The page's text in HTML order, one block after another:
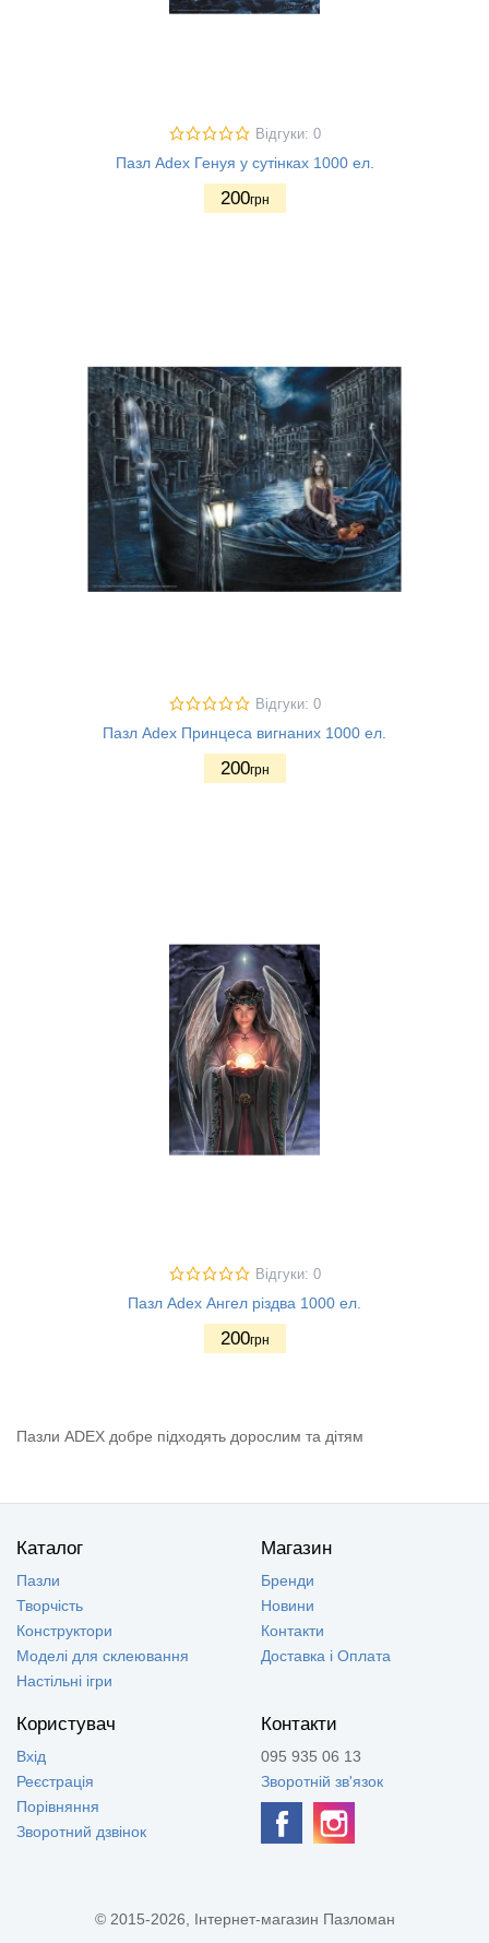
Відгуки: 0
Пазл Adex Генуя у сутінках 1000 ел.
200грн
Відгуки: 0
Пазл Adex Принцеса вигнаних 1000 ел.
200грн
Відгуки: 0
Пазл Adex Ангел різдва 1000 ел.
200грн
Пазли ADEX добре підходять дорослим та дітям
Каталог
Пазли
Творчість
Конструктори
Моделі для склеювання
Настільні ігри
Магазин
Бренди
Новини
Контакти
Доставка і Оплата
Користувач
Вхід
Реєстрація
Порівняння
Зворотний дзвінок
Контакти
095 935 06 13
Зворотній зв'язок
© 2015-2026, Інтернет-магазин Пазломан